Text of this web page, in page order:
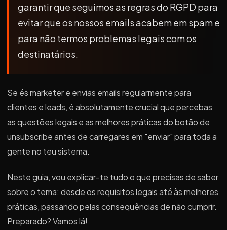
garantir que seguimos as regras do RGPD para
evitar que os nossos emails acabem em spam e
para não termos problemas legais com os
destinatários.
Se és marketer e envias emails regularmente para
clientes e leads, é absolutamente crucial que percebas
as questões legais e as melhores práticas do botão de
unsubscribe antes de carregares em "enviar" para toda a
gente no teu sistema.
Neste guia, vou explicar-te tudo o que precisas de saber
sobre o tema: desde os requisitos legais até às melhores
práticas, passando pelas consequências de não cumprir.
Preparado? Vamos lá!